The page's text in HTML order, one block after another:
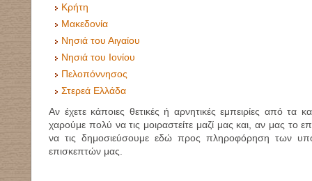
Κρήτη
Μακεδονία
Νησιά του Αιγαίου
Νησιά του Ιονίου
Πελοπόννησος
Στερεά Ελλάδα
Αν έχετε κάποιες θετικές ή αρνητικές εμπειρίες από τα
χαρούμε πολύ να τις μοιραστείτε μαζί μας και, αν μας το
να τις δημοσιεύσουμε εδώ προς πληροφόρηση των
επισκεπτών μας.